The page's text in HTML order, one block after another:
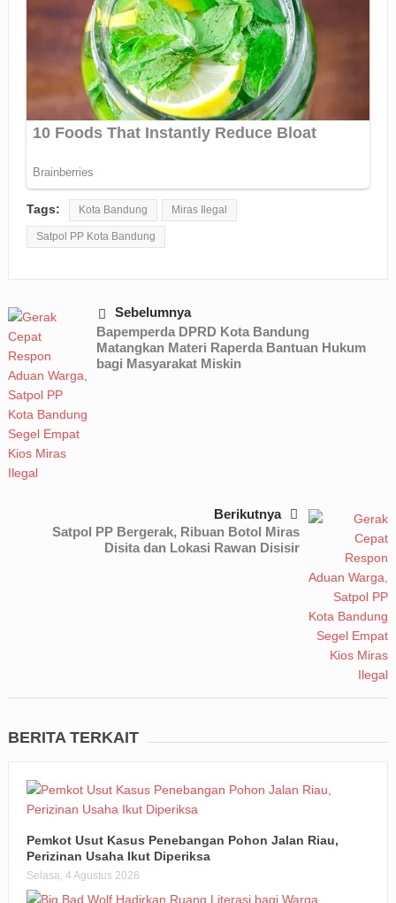
Tags: Kota Bandung Miras Ilegal
Satpol PP Kota Bandung
Sebelumnya
Bapemperda DPRD Kota Bandung
Matangkan Materi Raperda Bantuan Hukum
bagi Masyarakat Miskin
Berikutnya
Satpol PP Bergerak, Ribuan Botol Miras
Disita dan Lokasi Rawan Disisir
BERITA TERKAIT
Pemkot Usut Kasus Penebangan Pohon Jalan Riau,
Perizinan Usaha Ikut Diperiksa
Selasa, 4 Agustus 2026